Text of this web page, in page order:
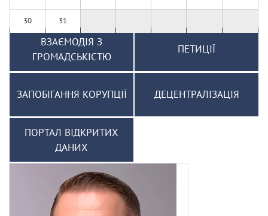
30 31
ВЗАЄМОДІЯ З
ГРОМАДСЬКІСТЮ
ПЕТИЦІЇ
ЗАПОБІГАННЯ КОРУПЦІЇ ДЕЦЕНТРАЛІЗАЦІЯ
ПОРТАЛ ВІДКРИТИХ
ДАНИХ